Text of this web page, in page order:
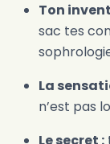
Ton
sac tes
La
n’est pas